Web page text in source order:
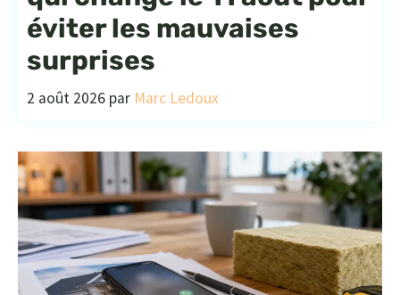
éviter les mauvaises
surprises
2 août 2026 par Marc Ledoux